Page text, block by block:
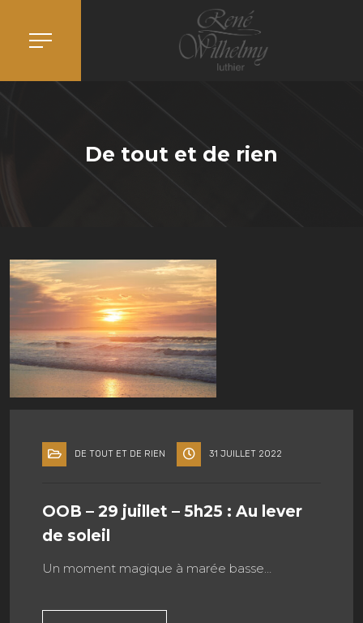
De tout et de rien
DE TOUT ET DE RIEN 31 JUILLET 2022
OOB – 29 juillet – 5h25 : Au lever
de soleil
Un moment magique à marée basse…